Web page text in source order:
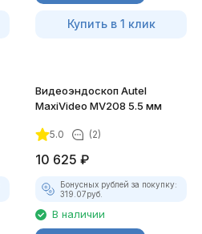
Купить в 1 клик
Видеоэндоскоп Autel
MaxiVideo MV208 5.5 мм
5.0 (2)
10 625 ₽
Бонусных рублей за покупку:
319.07руб.
В наличии